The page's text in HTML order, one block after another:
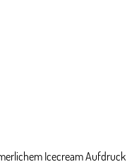
Icecream Aufdruck